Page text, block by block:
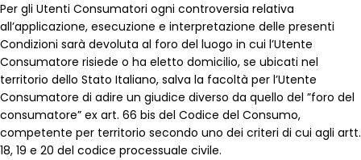
Per gli Utenti Consumatori ogni controversia relativa
all’applicazione, esecuzione e interpretazione delle presenti
Condizioni sarà devoluta al foro del luogo in cui l’Utente
Consumatore risiede o ha eletto domicilio, se ubicati nel
territorio dello Stato Italiano, salva la facoltà per l’Utente
Consumatore di adire un giudice diverso da quello del ”foro del
consumatore” ex art. 66 bis del Codice del Consumo,
competente per territorio secondo uno dei criteri di cui agli artt.
18, 19 e 20 del codice processuale civile.